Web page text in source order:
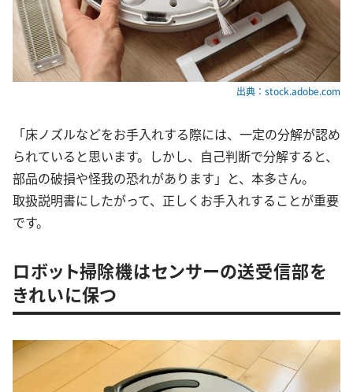
出典：stock.adobe.com
「床ノズルなどをお手入れする際には、一定の分解が認め
られていると思います。しかし、自己判断で分解すると、
部品の破損や怪我の恐れがあります」と、本多さん。
取扱説明書にしたがって、正しくお手入れすることが重要
です。
ロボット掃除機はセンサーの送受信部を
きれいに保つ